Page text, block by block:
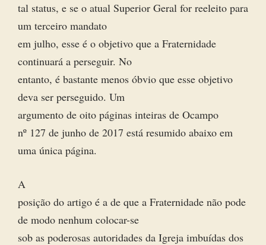
tal status, e se o atual Superior Geral for reeleito para
um terceiro mandato
em julho, esse é o objetivo que a Fraternidade
continuará a perseguir. No
entanto, é bastante menos óbvio que esse objetivo
deva ser perseguido. Um
argumento de oito páginas inteiras de Ocampo
nº 127 de junho de 2017 está resumido abaixo em
uma única página.
A
posição do artigo é a de que a Fraternidade não pode
de modo nenhum colocar-se
sob as poderosas autoridades da Igreja imbuídas dos